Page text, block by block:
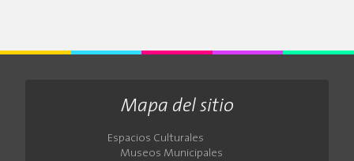
Mapa del sitio
Espacios Culturales
Museos Municipales